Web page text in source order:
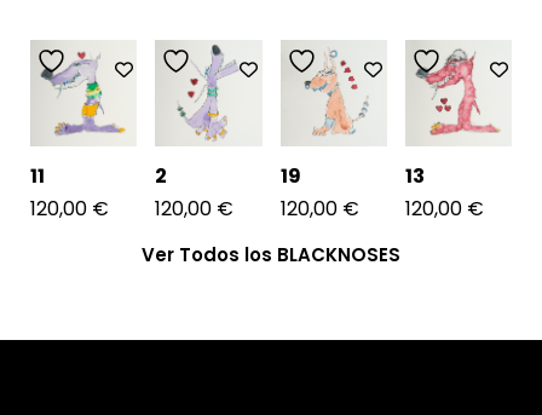
11
120,00 €
2
120,00 €
19
120,00 €
13
120,00 €
Ver Todos los BLACKNOSES